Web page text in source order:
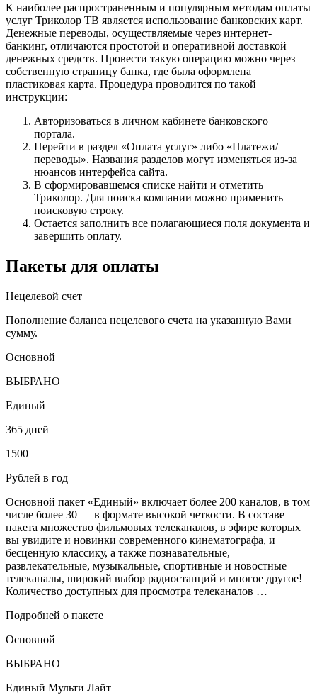
К наиболее распространенным и популярным методам оплаты
услуг Триколор ТВ является использование банковских карт.
Денежные переводы, осуществляемые через интернет-
банкинг, отличаются простотой и оперативной доставкой
денежных средств. Провести такую операцию можно через
собственную страницу банка, где была оформлена
пластиковая карта. Процедура проводится по такой
инструкции:
Авторизоваться в личном кабинете банковского
портала.
Перейти в раздел «Оплата услуг» либо «Платежи/
переводы». Названия разделов могут изменяться из-за
нюансов интерфейса сайта.
В сформировавшемся списке найти и отметить
Триколор. Для поиска компании можно применить
поисковую строку.
Остается заполнить все полагающиеся поля документа и
завершить оплату.
Пакеты для оплаты
Нецелевой счет
Пополнение баланса нецелевого счета на указанную Вами
сумму.
Основной
ВЫБРАНО
Единый
365 дней
1500
Рублей в год
Основной пакет «Единый» включает более 200 каналов, в том
числе более 30 — в формате высокой четкости. В составе
пакета множество фильмовых телеканалов, в эфире которых
вы увидите и новинки современного кинематографа, и
бесценную классику, а также познавательные,
развлекательные, музыкальные, спортивные и новостные
телеканалы, широкий выбор радиостанций и многое другое!
Количество доступных для просмотра телеканалов …
Подробней о пакете
Основной
ВЫБРАНО
Единый Мульти Лайт